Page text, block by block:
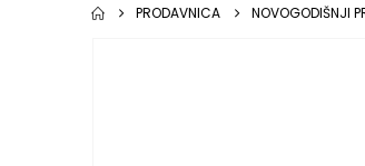
PRODAVNICA NOVOGODIŠNJI